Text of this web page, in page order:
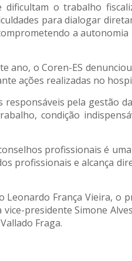
dificultam o trabalho
para dialogar
a autonomia
ano, o Coren-ES
ações realizadas no
pela gestão
condição
profissionais é
profissionais e alcança
Leonardo França Vieira, o
presidente Simone
Fraga.